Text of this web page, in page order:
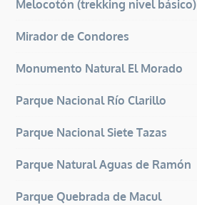
Melocotón (trekking nivel básico)
Mirador de Condores
Monumento Natural El Morado
Parque Nacional Río Clarillo
Parque Nacional Siete Tazas
Parque Natural Aguas de Ramón
Parque Quebrada de Macul